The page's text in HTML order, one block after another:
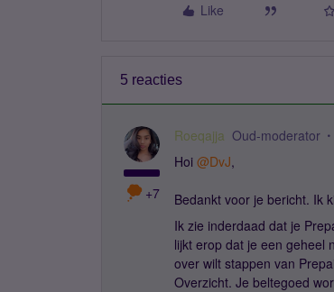
Like
5 reacties
+7
Roeqajja Oud-moderator
Hoi @DvJ,
Bedankt voor je bericht. Ik
Ik zie inderdaad dat je
lijkt erop dat je een geheel
over wilt stappen van
Overzicht. Je beltegoed